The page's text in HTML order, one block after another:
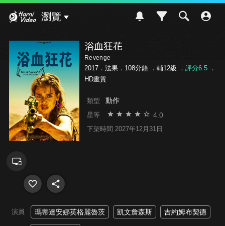
瀏覽
浴血狂花
Revenge
2017．法果．108分鐘 ． 輔12級 ． 評分6.5．
HD畫質
類型 動作
星等 4.0
下架時間 2027年12月31日
演員 瑪蒂達安娜英格麗魯茨 凱文詹森斯 吉約姆布契德